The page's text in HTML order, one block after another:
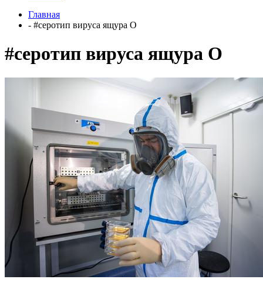
Главная
- #серотип вируса ящура O
#серотип вируса ящура O